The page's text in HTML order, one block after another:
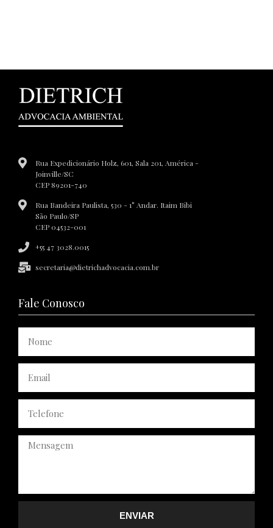
Rua Expedicionário Holz, 601, Sala 201, América -
Joinville/SC
CEP 89201-740
Rua Bandeira Paulista, 530 - 1° Andar. Itaim Bibi
São Paulo/SP
CEP 04532-001
+55 47 3028.0015
secretaria@dietrichadvocacia.com.br
Fale Conosco
ENVIAR